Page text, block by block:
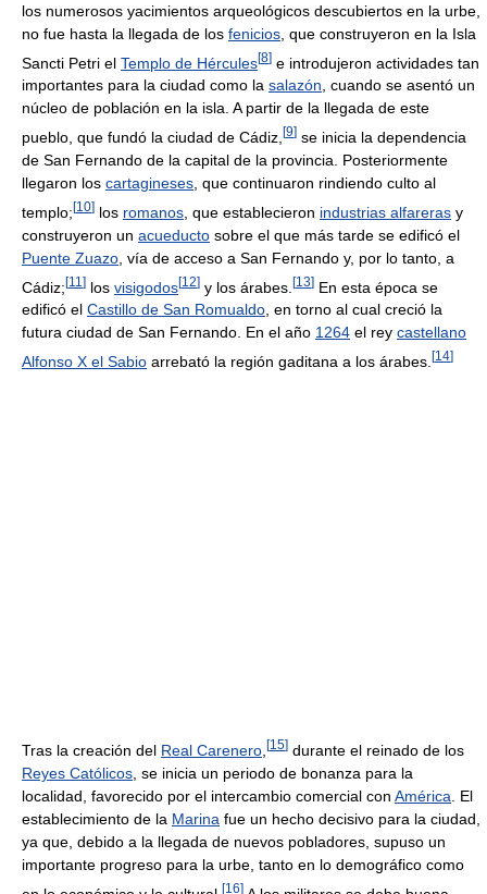
los numerosos yacimientos arqueológicos descubiertos en la urbe,
no fue hasta la llegada de los fenicios , que construyeron en la Isla
Sancti Petri el Templo de Hércules[8] e introdujeron actividades tan
importantes para la ciudad como la salazón, cuando se asentó un
núcleo de población en la isla. A partir de la llegada de este
pueblo, que fundó la ciudad de Cádiz, [9] se inicia la dependencia
de San Fernando de la capital de la provincia. Posteriormente
llegaron los cartagineses , que continuaron rindiendo culto al
templo;[10] los romanos , que establecieron industrias alfareras y
construyeron un acueducto sobre el que más tarde se edificó el
Puente Zuazo , vía de acceso a San Fernando y, por lo tanto, a
Cádiz;[11 ] los visigodos[12] y los árabes. [13] En esta época se
edificó el Castillo de San Romualdo, en torno al cual creció la
futura ciudad de San Fernando. En el año 1264 el rey castellano
Alfonso X el Sabio arrebató la región gaditana a los árabes. [14]
Tras la creación del Real Carenero [15] durante el reinado de los
Reyes Católicos , se inicia un periodo de bonanza para la
localidad, favorecido por el intercambio comercial con América . El
establecimiento de la Marina fue un hecho decisivo para la ciudad,
ya que, debido a la llegada de nuevos pobladores, supuso un
importante progreso para la urbe, tanto en lo demográfico como
[16]